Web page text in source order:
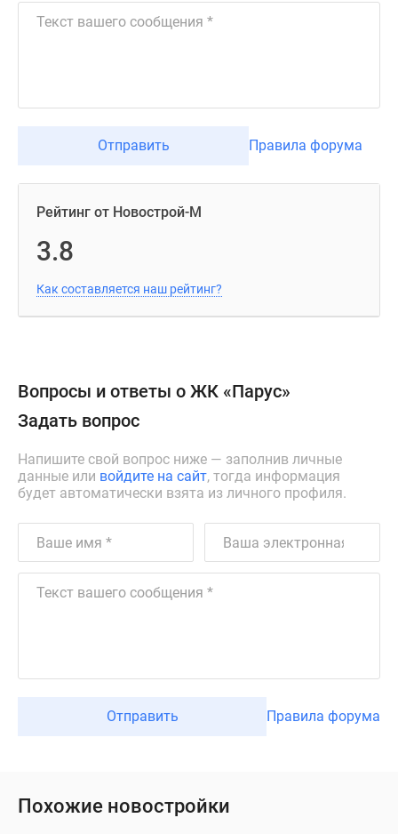
Отправить Правила форума
Рейтинг от Новострой-М
3.8
Как составляется наш рейтинг?
Вопросы и ответы о ЖК «Парус»
Задать вопрос
Напишите свой вопрос ниже — заполнив личные
данные или войдите на сайт, тогда информация
будет автоматически взята из личного профиля.
Отправить Правила форума
Похожие новостройки